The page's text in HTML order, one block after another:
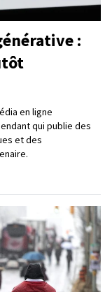
:
en ligne
qui publie des
et des